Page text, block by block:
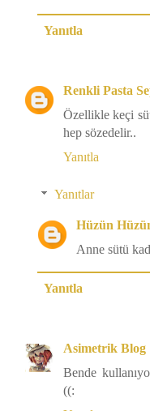
Yanıtla
Renkli Pasta
Özellikle keçi
hep sözedelir..
Yanıtla
Yanıtlar
Hüzün
Anne sütü
Yanıtla
Asimetrik Blog
Bende
((: